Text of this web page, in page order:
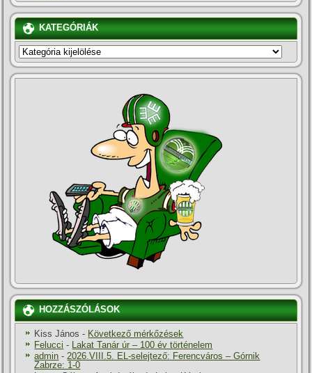
KATEGÓRIÁK
KATEGÓRIÁK
HOZZÁSZÓLÁSOK
Kiss János - Következő mérkőzések
Felucci - Lakat Tanár úr – 100 év történelem
admin -2026.VIII.5. EL-selejtező: Ferencváros – Górnik
Zabrze: 1-0